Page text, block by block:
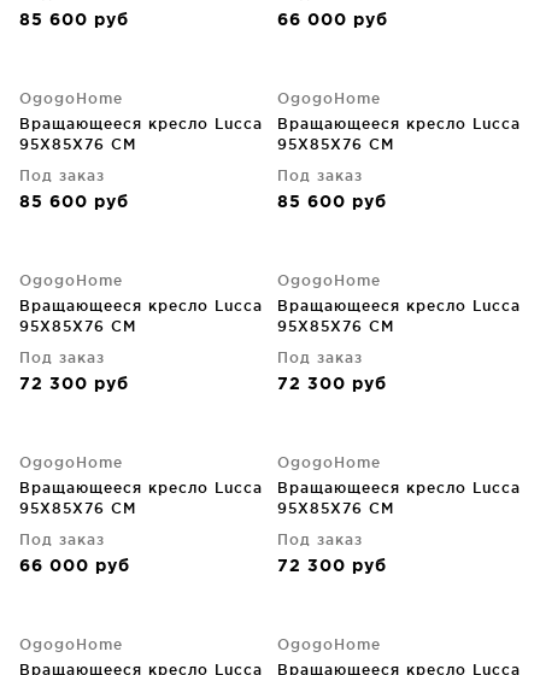
85 600 руб 66 000 руб
OgogoHome
Вращающееся кресло Lucca
95X85X76 CM
Под заказ
85 600 руб
OgogoHome
Вращающееся кресло Lucca
95X85X76 CM
Под заказ
85 600 руб
OgogoHome
Вращающееся кресло Lucca
95X85X76 CM
Под заказ
72 300 руб
OgogoHome
Вращающееся кресло Lucca
95X85X76 CM
Под заказ
72 300 руб
OgogoHome
Вращающееся кресло Lucca
95X85X76 CM
Под заказ
66 000 руб
OgogoHome
Вращающееся кресло Lucca
95X85X76 CM
Под заказ
72 300 руб
OgogoHome
Вращающееся кресло Lucca
OgogoHome
Вращающееся кресло Lucca